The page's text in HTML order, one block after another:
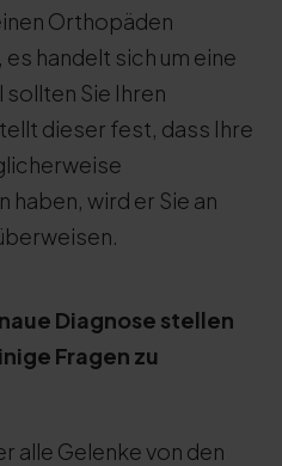
Orthopäden
handelt sich um eine
sollten Sie Ihren
dieser fest, dass Ihre
haben, wird er Sie an
Diagnose stellen
Fragen zu
alle Gelenke von den